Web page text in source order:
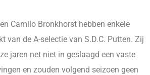
Camilo Bronkhorst hebben enkele
van de A-selectie van S.D.C. Putten. Zij
jaren net niet in geslaagd een vaste
en zouden volgend seizoen geen